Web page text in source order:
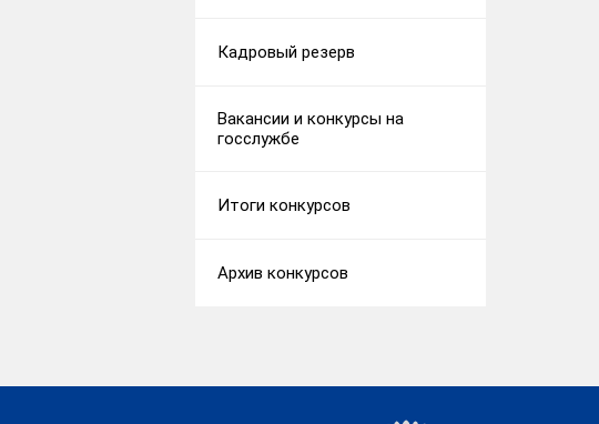
Кадровый резерв
Вакансии и конкурсы на
госслужбе
Итоги конкурсов
Архив конкурсов